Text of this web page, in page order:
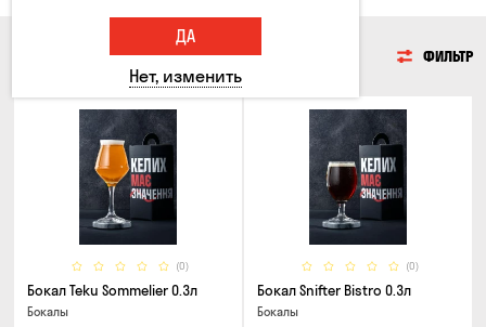
БОКАЛЫ И КРУЖКИ ФИЛЬТР
(0)
Бокал Teku Sommelier 0.3л
Бокалы
(0)
Бокал Snifter Bistro 0.3л
Бокалы
ДА
Нет, изменить